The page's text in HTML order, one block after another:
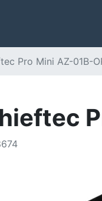
Pro Mini AZ-01B-